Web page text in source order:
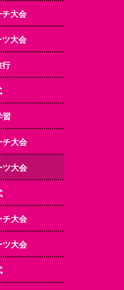
大会
大会
大会
大会
大会
大会